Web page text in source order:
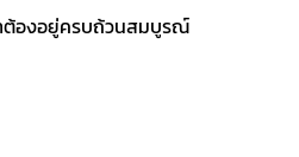
ต้องอยู่ครบถ้วนสมบูรณ์